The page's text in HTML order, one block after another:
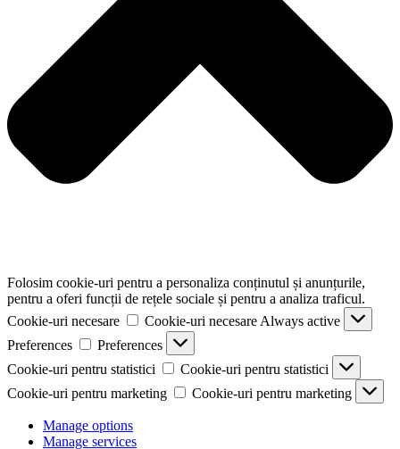
Folosim cookie-uri pentru a personaliza conținutul și anunțurile,
pentru a oferi funcții de rețele sociale și pentru a analiza traficul.
Cookie-uri necesare
Cookie-uri necesare Always active
Preferences
Preferences
Cookie-uri pentru statistici
Cookie-uri pentru statistici
Cookie-uri pentru marketing
Cookie-uri pentru marketing
Manage options
Manage services